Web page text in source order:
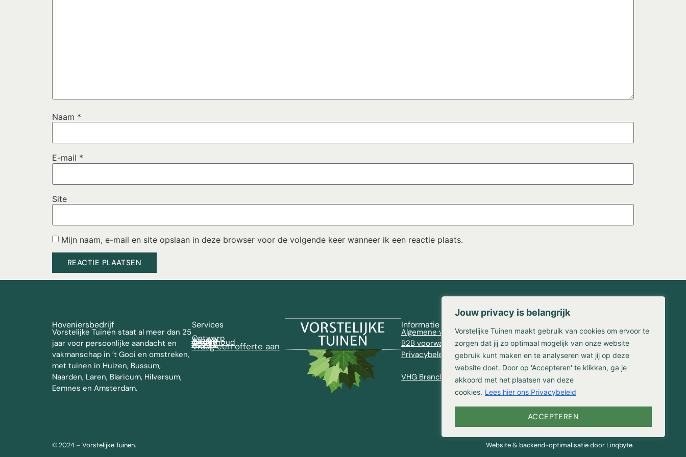
Jouw privacy is belangrijk
Vorstelijke Tuinen maakt gebruik van cookies om ervoor te
zorgen dat jij zo optimaal mogelijk van onze website
gebruik kunt maken en te analyseren wat jij op deze
website doet. Door op 'Accepteren' te klikken, ga je
akkoord met het plaatsen van deze
cookies. Lees hier ons Privacybeleid
ACCEPTEREN
Naam *
E-mail *
Site
Mijn naam, e-mail en site opslaan in deze browser voor de volgende keer wanneer ik een reactie plaats.
Hoveniersbedrijf
Vorstelijke Tuinen staat al meer dan 25
jaar voor persoonlijke aandacht en
vakmanschap in ’t Gooi en omstreken,
met tuinen in Huizen, Bussum,
Naarden, Laren, Blaricum, Hilversum,
Eemnes en Amsterdam.
Services
Ontwerp
Aanleg
Onderhoud
Advies
Vraag een offerte aan
Informatie
Algemene voorwaarden
B2B voorwaarden
Privacybeleid
VHG Branchevereniging
Franse Kampweg 36-38
1406 NW Bussum
(035) 524 3309
info@vorstelijketuinen.nl
© 2024 – Vorstelijke Tuinen. Website & backend-optimalisatie door Linqbyte.